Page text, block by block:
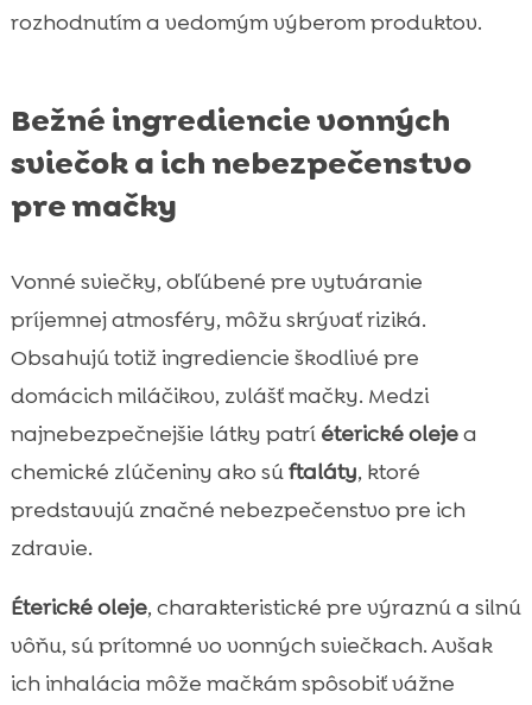
rozhodnutím a vedomým výberom produktov.
Bežné ingrediencie vonných
sviečok a ich nebezpečenstvo
pre mačky
Vonné sviečky, obľúbené pre vytváranie
príjemnej atmosféry, môžu skrývať riziká.
Obsahujú totiž ingrediencie škodlivé pre
domácich miláčikov, zvlášť mačky. Medzi
najnebezpečnejšie látky patrí éterické olejea
chemické zlúčeniny ako súftaláty, ktoré
predstavujú značné nebezpečenstvo pre ich
zdravie.
Éterické oleje, charakteristické pre výraznú a silnú
vôňu, sú prítomné vo vonných sviečkach. Avšak
ich inhalácia môže mačkám spôsobiť vážne